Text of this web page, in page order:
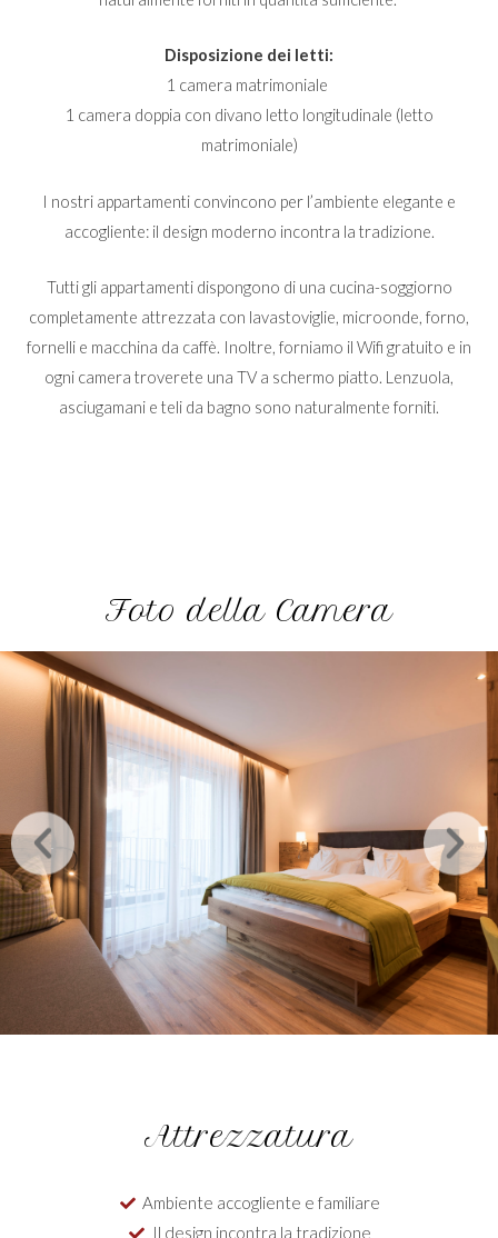
Disposizione dei letti:
1 camera matrimoniale
1 camera doppia con divano letto longitudinale (letto
matrimoniale)
I nostri appartamenti convincono per l’ambiente elegante e
accogliente: il design moderno incontra la tradizione.
Tutti gli appartamenti dispongono di una cucina-soggiorno
completamente attrezzata con lavastoviglie, microonde, forno,
fornelli e macchina da caffè. Inoltre, forniamo il Wifi gratuito e in
ogni camera troverete una TV a schermo piatto. Lenzuola,
asciugamani e teli da bagno sono naturalmente forniti.
Foto della Camera
Attrezzatura
Ambiente accogliente e familiare
Il design incontra la tradizione